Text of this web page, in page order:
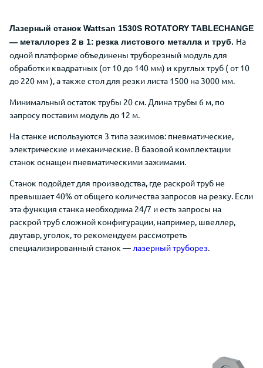
Лазерный станок Wattsan 1530S ROTATORY TABLECHANGE
— металлорез 2 в 1: резка листового металла и труб. На
одной платформе объединены труборезный модуль для
обработки квадратных (от 10 до 140 мм) и круглых труб ( от 10
до 220 мм ), а также стол для резки листа 1500 на 3000 мм.
Минимальный остаток трубы 20 см. Длина трубы 6 м, по
запросу поставим модуль до 12 м.
На станке используются 3 типа зажимов: пневматические,
электрические и механические. В базовой комплектации
станок оснащен пневматическими зажимами.
Станок подойдет для производства, где раскрой труб не
превышает 40% от общего количества запросов на резку. Если
эта функция станка необходима 24/7 и есть запросы на
раскрой труб сложной конфигурации, например, швеллер,
двутавр, уголок, то рекомендуем рассмотреть
специализированный станок —лазерный труборез.